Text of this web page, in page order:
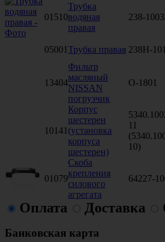
01510
Трубка
водяная
правая
238-
05001Трубка правая 238Н-
13404
Фильтр
масляный
NISSAN
погрузчик
O-1801
10141
Корпус
шестерен
(установка
корпуса
шестерен)
11
10)
01079
Скоба
крепления
силового
агрегата
64227-
Оплата Доставка
Банковская карта